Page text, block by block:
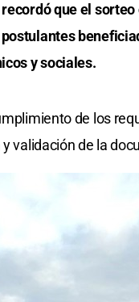
que el
y sociales.
de los
validación de la